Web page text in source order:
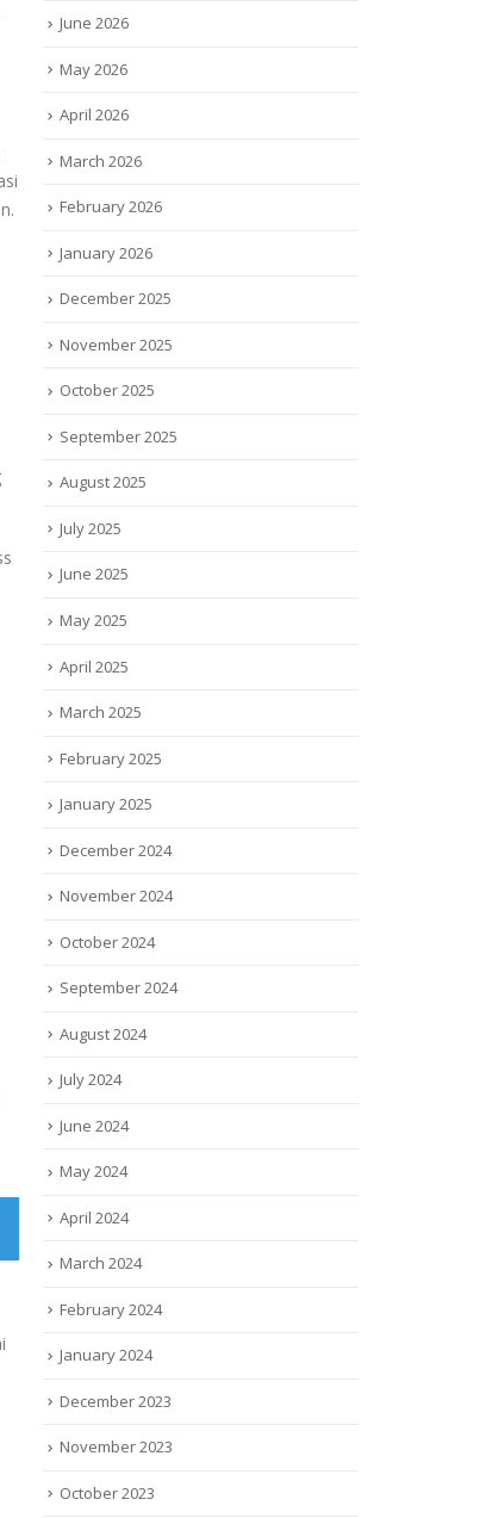
June 2026
May 2026
April 2026
March 2026
February 2026
January 2026
December 2025
November 2025
October 2025
September 2025
August 2025
July 2025
June 2025
May 2025
April 2025
March 2025
February 2025
January 2025
December 2024
November 2024
October 2024
September 2024
August 2024
July 2024
June 2024
May 2024
April 2024
March 2024
February 2024
January 2024
December 2023
November 2023
October 2023